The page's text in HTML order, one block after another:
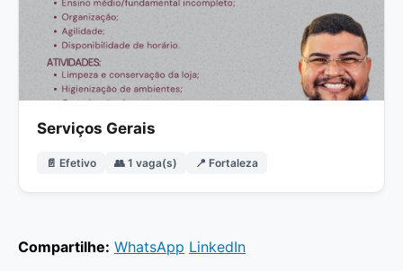
Serviços Gerais
📄 Efetivo 👥 1 vaga(s) 📍 Fortaleza
Compartilhe: WhatsApp LinkedIn